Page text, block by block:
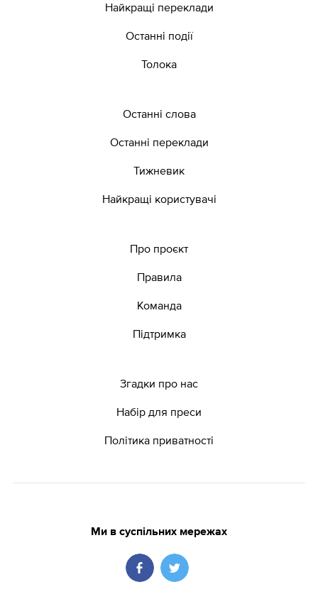
Найкращі переклади
Останні події
Толока
Останні слова
Останні переклади
Тижневик
Найкращі користувачі
Про проєкт
Правила
Команда
Підтримка
Згадки про нас
Набір для преси
Політика приватності
Ми в суспільних мережах